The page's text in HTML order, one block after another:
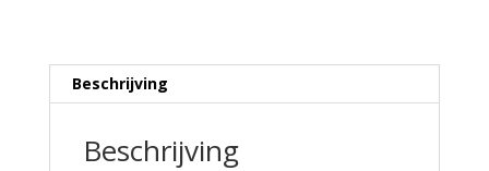
Beschrijving
Beschrijving